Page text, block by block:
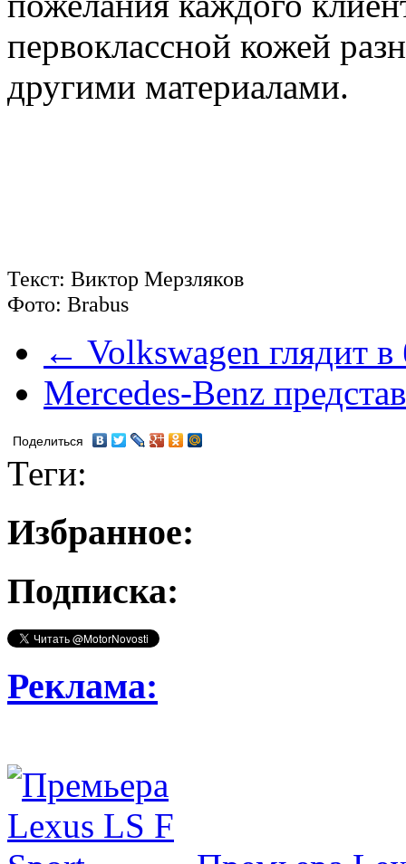
первоклассной кожей
другими материалами.
Текст: Виктор Мерзляков
Фото: Brabus
← Volkswagen глядит
Mercedes-Benz
Поделиться
Теги:
Избранное:
Подписка:
Реклама: